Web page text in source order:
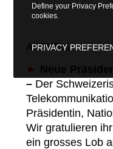
AKTUELL
► Neue
– Der
Präsidentin,
Wir gratulieren
ein grosses Lob
Define your Privacy
cookies.
PRIVACY